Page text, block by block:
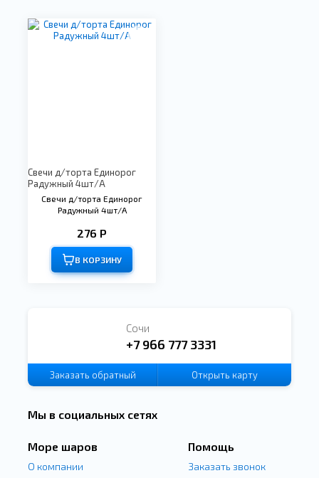
Свечи д/торта Единорог
Радужный 4шт/A
Свечи д/торта Единорог
Радужный 4шт/A
276 Р
В КОРЗИНУ
Сочи
+7 966 777 3331
Заказать обратный
Открыть карту
Мы в социальных сетях
Море шаров
О компании
Помощь
Заказать звонок